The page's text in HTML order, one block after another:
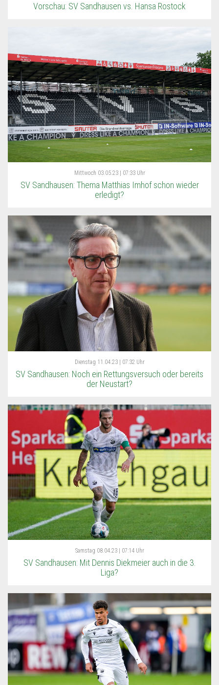
Vorschau: SV Sandhausen vs. Hansa Rostock
Mittwoch 03.05.23 | 07:33 Uhr
SV Sandhausen: Thema Matthias Imhof schon wieder
erledigt?
Dienstag 11.04.23 | 07:32 Uhr
SV Sandhausen: Noch ein Rettungsversuch oder bereits
der Neustart?
Samstag 08.04.23 | 07:14 Uhr
SV Sandhausen: Mit Dennis Diekmeier auch in die 3.
Liga?